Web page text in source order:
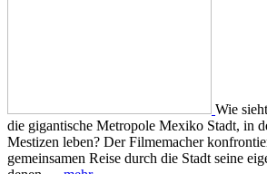
Wie
die gigantische Metropole Mexiko Stadt, in
Mestizen leben? Der Filmemacher
gemeinsamen Reise durch die Stadt seine